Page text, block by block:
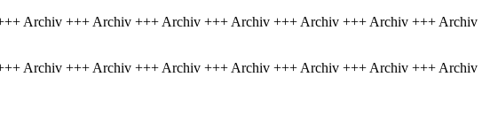
Archiv +++ Archiv +++ Archiv +++ Archiv +++ Archiv +++ Archiv +++ Archiv
Archiv +++ Archiv +++ Archiv +++ Archiv +++ Archiv +++ Archiv +++ Archiv